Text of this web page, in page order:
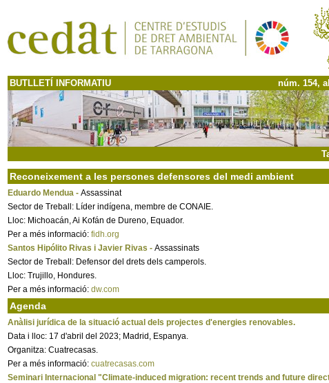
BUTLLETÍ INFORMATIU núm. 154,
Reconeixement a les persones defensores del medi ambient
Eduardo Mendua - Assassinat
Sector de Treball: Líder indígena, membre de CONAIE.
Lloc: Michoacán, Ai Kofán de Dureno, Equador.
Per a més informació: fidh.org
Santos Hipólito Rivas i Javier Rivas - Assassinats
Sector de Treball: Defensor del drets dels camperols.
Lloc: Trujillo, Hondures.
Per a més informació: dw.com
Agenda
Anàlisi jurídica de la situació actual dels projectes d'energies renovables.
Data i lloc: 17 d'abril del 2023; Madrid, Espanya.
Organitza: Cuatrecasas.
Per a més informació: cuatrecasas.com
Seminari Internacional "Climate-induced migration: recent trends and future